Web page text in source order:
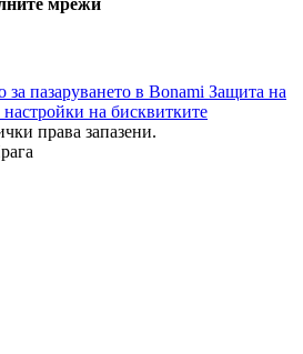
за пазаруването в Bonami Защита на
на бисквитките
права запазени.